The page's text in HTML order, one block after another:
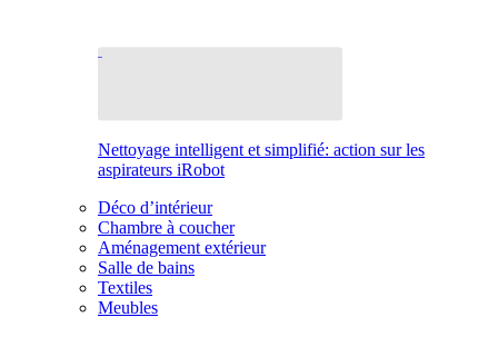
Nettoyage intelligent et simplifié: action sur les
aspirateurs iRobot
Déco d’intérieur
Chambre à coucher
Aménagement extérieur
Salle de bains
Textiles
Meubles